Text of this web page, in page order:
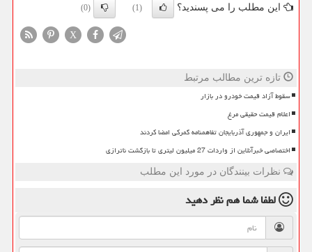
این مطلب را می پسندید؟ (1)
(0)
X
تازه ترین مطالب مرتبط
سقوط آزاد قیمت خودرو در بازار
اعلام قیمت حقیقی مرغ
ایران و جمهوری آذربایجان تفاهمنامه گمرکی امضا کردند
اختصاصی خبرآنلاین از واردات 27 میلیون لیتری تا بازگشت ناترازی
نظرات بینندگان در مورد این مطلب
لطفا شما همنظر دهید